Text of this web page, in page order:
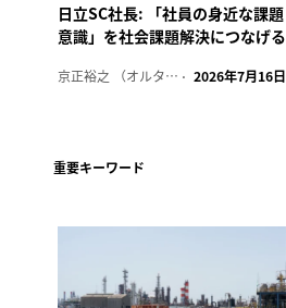
日立SC社長: 「社員の身近な課題
意識」を社会課題解決につなげる
京正裕之 （オルタナ副編集長） 2026年7月16日
重要キーワード